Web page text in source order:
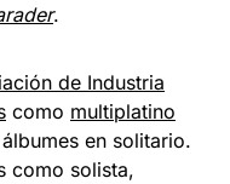
.
de Industria
como multiplatino
en solitario.​
como solista,